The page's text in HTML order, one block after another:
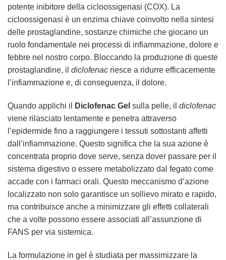
potente inibitore della cicloossigenasi (COX). La
cicloossigenasi è un enzima chiave coinvolto nella sintesi
delle prostaglandine, sostanze chimiche che giocano un
ruolo fondamentale nei processi di infiammazione, dolore e
febbre nel nostro corpo. Bloccando la produzione di queste
prostaglandine, il diclofenac riesce a ridurre efficacemente
l’infiammazione e, di conseguenza, il dolore.
Quando applichi il Diclofenac Gel sulla pelle, il diclofenac
viene rilasciato lentamente e penetra attraverso
l’epidermide fino a raggiungere i tessuti sottostanti affetti
dall’infiammazione. Questo significa che la sua azione è
concentrata proprio dove serve, senza dover passare per il
sistema digestivo o essere metabolizzato dal fegato come
accade con i farmaci orali. Questo meccanismo d’azione
localizzato non solo garantisce un sollievo mirato e rapido,
ma contribuisce anche a minimizzare gli effetti collaterali
che a volte possono essere associati all’assunzione di
FANS per via sistemica.
La formulazione in gel è studiata per massimizzare la